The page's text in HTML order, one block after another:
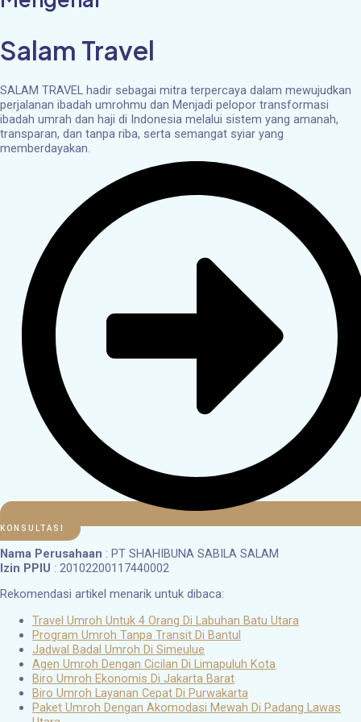
Salam Travel
SALAM TRAVEL hadir sebagai mitra terpercaya dalam mewujudkan
perjalanan ibadah umrohmu dan Menjadi pelopor transformasi
ibadah umrah dan haji di Indonesia melalui sistem yang amanah,
transparan, dan tanpa riba, serta semangat syiar yang
memberdayakan.
KONSULTASI
Nama Perusahaan : PT SHAHIBUNA SABILA SALAM
Izin PPIU : 20102200117440002
Rekomendasi artikel menarik untuk dibaca:
Travel Umroh Untuk 4 Orang Di Labuhan Batu Utara
Program Umroh Tanpa Transit Di Bantul
Jadwal Badal Umroh Di Simeulue
Agen Umroh Dengan Cicilan Di Limapuluh Kota
Biro Umroh Ekonomis Di Jakarta Barat
Biro Umroh Layanan Cepat Di Purwakarta
Paket Umroh Dengan Akomodasi Mewah Di Padang Lawas